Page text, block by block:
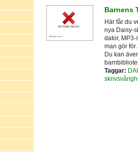
Barnens
Här får du
nya Daisy-
dator,
man gör för
Du kan
Taggar: